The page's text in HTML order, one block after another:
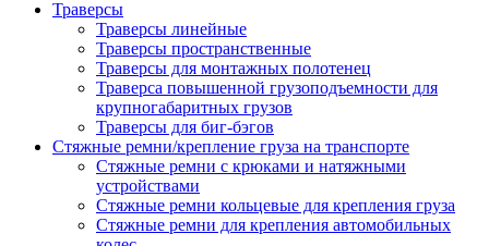
Траверсы
Траверсы линейные
Траверсы пространственные
Траверсы для монтажных полотенец
Траверса повышенной грузоподъемности для
крупногабаритных грузов
Траверсы для биг-бэгов
Стяжные ремни/крепление груза на транспорте
Стяжные ремни с крюками и натяжными
устройствами
Стяжные ремни кольцевые для крепления груза
Стяжные ремни для крепления автомобильных